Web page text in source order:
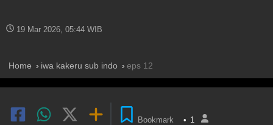
19 Mar 2026, 05:44 WIB
Home iwa kakeru sub indo eps 12
Bookmark • 1